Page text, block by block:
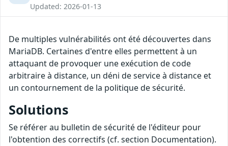
Updated: 2026-01-13
De multiples vulnérabilités ont été découvertes dans
MariaDB. Certaines d'entre elles permettent à un
attaquant de provoquer une exécution de code
arbitraire à distance, un déni de service à distance et
un contournement de la politique de sécurité.
Solutions
Se référer au bulletin de sécurité de l'éditeur pour
l'obtention des correctifs (cf. section Documentation).